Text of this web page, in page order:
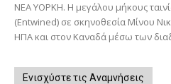
ΝΕΑ ΥΟΡΚΗ. Η μεγάλου μήκους
(Entwined) σε σκηνοθεσία Μίνου
ΗΠΑ και στον Καναδά μέσω των
Ενισχύστε τις Αναμνήσεις